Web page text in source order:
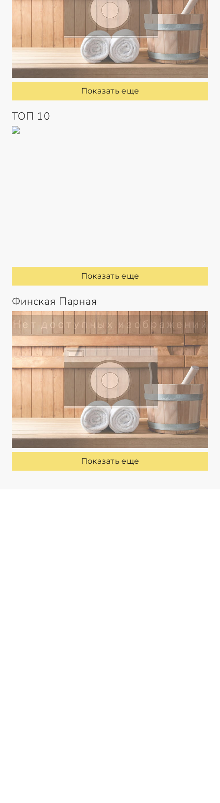
Показать еще
ТОП 10
Показать еще
Финская Парная
Показать еще